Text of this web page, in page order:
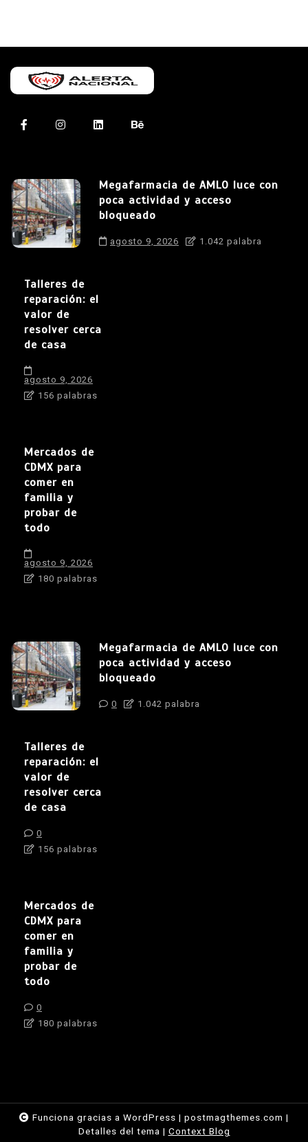
Megafarmacia de AMLO luce con
poca actividad y acceso
bloqueado
agosto 9, 2026 1.042 palabra
Talleres de
reparación: el
valor de
resolver cerca
de casa
agosto 9, 2026
156 palabras
Mercados de
CDMX para
comer en
familia y
probar de
todo
agosto 9, 2026
180 palabras
Megafarmacia de AMLO luce con
poca actividad y acceso
bloqueado
0 1.042 palabra
Talleres de
reparación: el
valor de
resolver cerca
de casa
0
156 palabras
Mercados de
CDMX para
comer en
familia y
probar de
todo
0
180 palabras
Funciona gracias a WordPress | postmagthemes.com |
Detalles del tema | Context Blog